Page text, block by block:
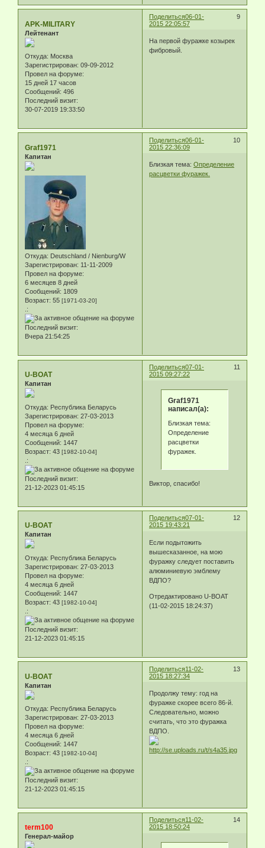
Поделиться 9
06-01-
2015 22:05:57
APK-MILITARY
Лейтенант
Откуда: Москва
Зарегистрирован: 09-09-2012
Провел на форуме:
15 дней 17 часов
Сообщений: 496
Последний визит:
30-07-2019 19:33:50
На первой фуражке козырек
фибровый.
Поделиться 10
06-01-
2015 22:36:09
Graf1971
Капитан
Откуда: Deutschland / Nienburg/W
Зарегистрирован: 11-11-2009
Провел на форуме:
6 месяцев 8 дней
Сообщений: 1809
Возраст: 55 [1971-03-20]
.:
Последний визит:
Вчера 21:54:25
Близкая тема:Определение
расцветки фуражек.
Поделиться 11
07-01-
2015 09:27:22
U-BOAT
Капитан
Откуда: Республика Беларусь
Зарегистрирован: 27-03-2013
Провел на форуме:
4 месяца 6 дней
Сообщений: 1447
Возраст: 43 [1982-10-04]
.:
Последний визит:
21-12-2023 01:45:15
Graf1971
написал(а):
Близкая тема:
Определение
расцветки
фуражек.
Виктор, спасибо!
Поделиться 12
07-01-
2015 19:43:21
U-BOAT
Капитан
Откуда: Республика Беларусь
Зарегистрирован: 27-03-2013
Провел на форуме:
4 месяца 6 дней
Сообщений: 1447
Возраст: 43 [1982-10-04]
.:
Последний визит:
21-12-2023 01:45:15
Если подытожить
вышесказанное, на мою
фуражку следует поставить
алюминиевую эмблему
ВДПО?
Отредактировано U-BOAT
(11-02-2015 18:24:37)
Поделиться 13
11-02-
2015 18:27:34
U-BOAT
Капитан
Откуда: Республика Беларусь
Зарегистрирован: 27-03-2013
Провел на форуме:
4 месяца 6 дней
Сообщений: 1447
Возраст: 43 [1982-10-04]
.:
Последний визит:
21-12-2023 01:45:15
Продолжу тему: год на
фуражке скорее всего 86-й.
Следовательно, можно
считать, что это фуражка
ВДПО.
Поделиться 14
11-02-
2015 18:50:24
term100
Генерал-майор